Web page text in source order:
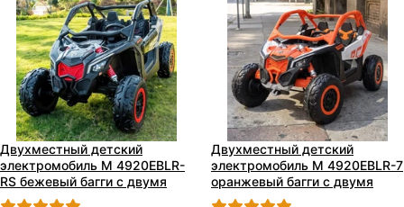
Двухместный детский
электромобиль M 4920EBLR-
RS бежевый багги с двумя
моторами по 240W
Двухместный детский
электромобиль M 4920EBLR-7
оранжевый багги с двумя
моторами по 240W